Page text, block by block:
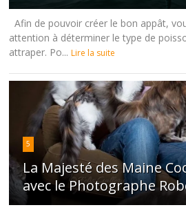
Afin de pouvoir créer le bon appât,
attention à déterminer le type de
attraper. Po... Lire la suite
5
La Majesté des Maine
avec le Photographe